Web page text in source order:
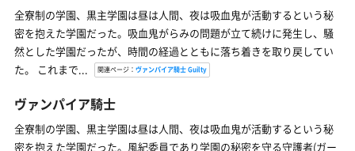
全寮制の学園、黒主学園は昼は人間、夜は吸血鬼が活動するという秘
密を抱えた学園だった。吸血鬼がらみの問題が立て続けに発生し、騒
然とした学園だったが、時間の経過とともに落ち着きを取り戻してい
た。 これまで...
関連ページ： ヴァンパイア騎士 Guilty
ヴァンパイア騎士
全寮制の学園、黒主学園は昼は人間、夜は吸血鬼が活動するという秘
密を抱えた学園だった。風紀委員であり学園の秘密を守る守護者(ガー